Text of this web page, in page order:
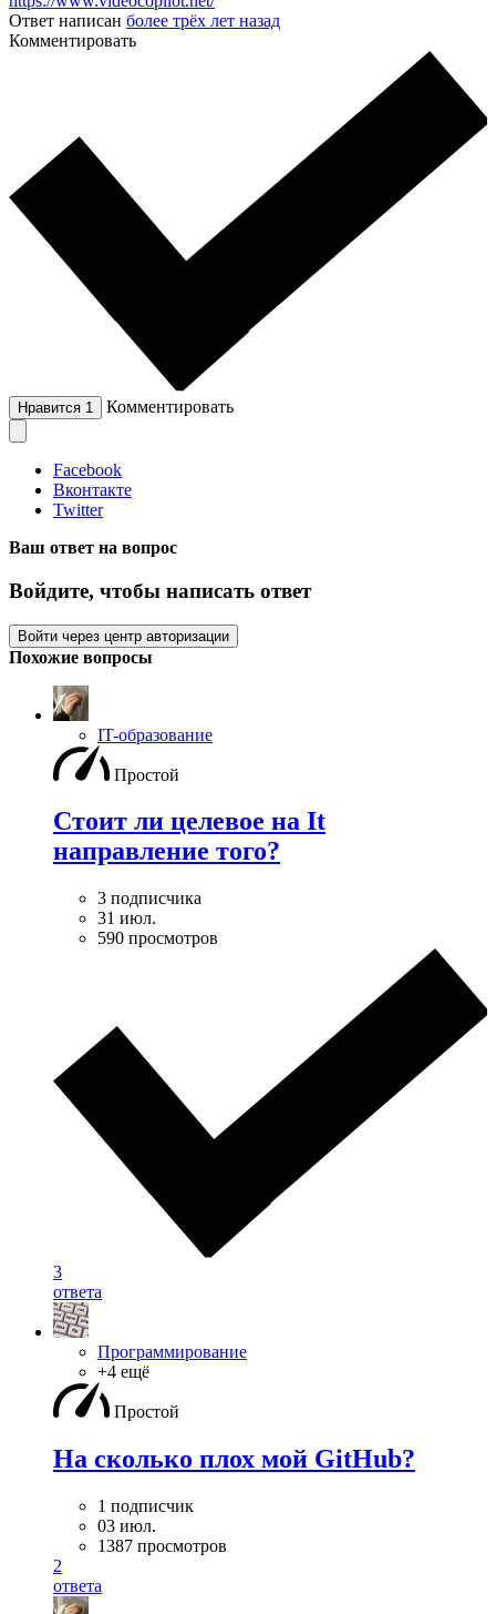
Ответ написан более трёх лет назад
Комментировать
Нравится 1 Комментировать
Facebook
Вконтакте
Twitter
Ваш ответ на вопрос
Войдите, чтобы написать ответ
Войти через центр авторизации
Похожие вопросы
IT-образование
Простой
Стоит ли целевое на It
направление того?
3 подписчика
31 июл.
590 просмотров
3
ответа
Программирование
+4 ещё
Простой
На сколько плох мой GitHub?
1 подписчик
03 июл.
1387 просмотров
2
ответа